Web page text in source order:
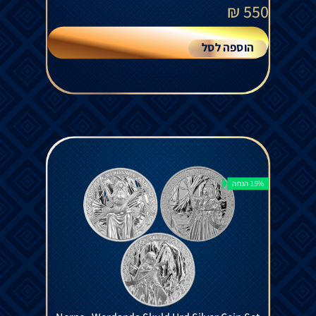
550
₪
הוספה לסל
15% הנחה